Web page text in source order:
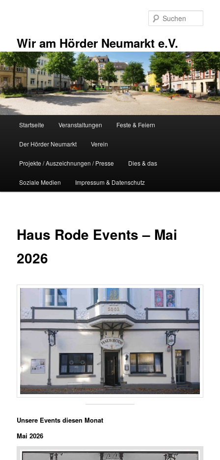
Wir am Hörder Neumarkt e.V.
Startseite Veranstaltungen Feste & Feiern
Der Hörder Neumarkt Verein
Projekte / Auszeichnungen / Presse Dies & das
Soziale Medien Impressum & Datenschutz
Haus Rode Events – Mai
2026
Unsere Events diesen Monat
Mai 2026